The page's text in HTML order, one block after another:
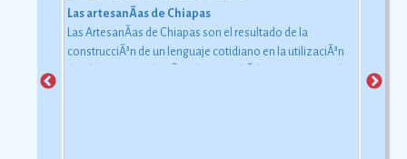
Las artesanÃ­as de Chiapas
Las ArtesanÃ­as de Chiapas son el resultado de la
construcciÃ³n de un lenguaje cotidiano en la utilizaciÃ³n